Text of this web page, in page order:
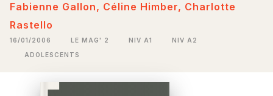
Fabienne Gallon, Céline Himber, Charlotte
Rastello
16/01/2006 LE MAG' 2 NIV A1 NIV A2
ADOLESCENTS